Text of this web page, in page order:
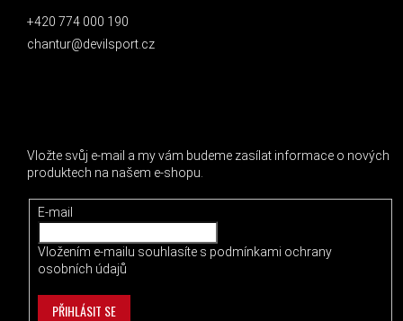
+420 774 000 190
chantur@devilsport.cz
Vložte svůj e-mail a my vám budeme zasílat informace o nových
produktech na našem e-shopu.
E-mail
Vložením e-mailu souhlasíte s podmínkami ochrany
osobních údajů
PŘIHLÁSIT SE